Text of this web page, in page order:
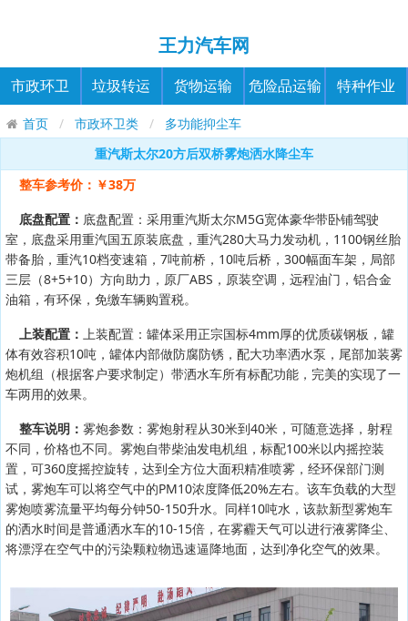
王力汽车网
市政环卫 垃圾转运 货物运输 危险品运输 特种作业
首页 市政环卫类
多功能抑尘车
重汽斯太尔20方后双桥雾炮洒水降尘车
整车参考价：￥38万
底盘配置： 底盘配置：采用重汽斯太尔M5G宽体豪华带卧铺驾驶
室，底盘采用重汽国五原装底盘，重汽280大马力发动机，1100钢丝胎
带备胎，重汽10档变速箱，7吨前桥，10吨后桥，300幅面车架，局部
三层（8+5+10）方向助力，原厂ABS，原装空调，远程油门，铝合金
油箱，有环保，免缴车辆购置税。
上装配置： 上装配置：罐体采用正宗国标4mm厚的优质碳钢板，罐
体有效容积10吨，罐体内部做防腐防锈，配大功率洒水泵，尾部加装雾
炮机组（根据客户要求制定）带洒水车所有标配功能，完美的实现了一
车两用的效果。
整车说明： 雾炮参数：雾炮射程从30米到40米，可随意选择，射程
不同，价格也不同。雾炮自带柴油发电机组，标配100米以内摇控装
置，可360度摇控旋转，达到全方位大面积精准喷雾，经环保部门测
试，雾炮车可以将空气中的PM10浓度降低20%左右。该车负载的大型
雾炮喷雾流量平均每分钟50-150升水。同样10吨水，该款新型雾炮车
的洒水时间是普通洒水车的10-15倍，在雾霾天气可以进行液雾降尘、
将漂浮在空气中的污染颗粒物迅速逼降地面，达到净化空气的效果。